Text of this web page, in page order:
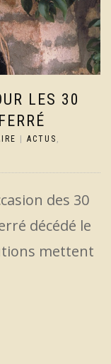
LES 30
ACTUS ,
des 30
décédé le
mettent